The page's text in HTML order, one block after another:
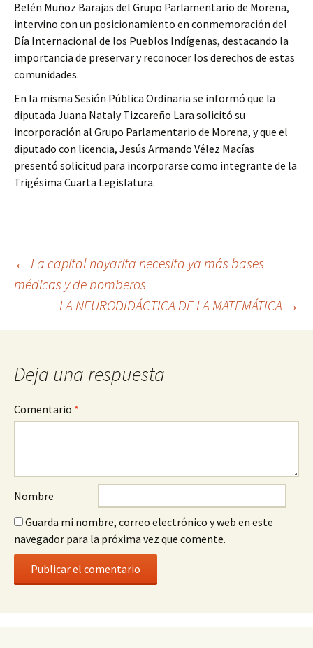
Belén Muñoz Barajas del Grupo Parlamentario de Morena,
intervino con un posicionamiento en conmemoración del
Día Internacional de los Pueblos Indígenas, destacando la
importancia de preservar y reconocer los derechos de estas
comunidades.
En la misma Sesión Pública Ordinaria se informó que la
diputada Juana Nataly Tizcareño Lara solicitó su
incorporación al Grupo Parlamentario de Morena, y que el
diputado con licencia, Jesús Armando Vélez Macías
presentó solicitud para incorporarse como integrante de la
Trigésima Cuarta Legislatura.
← La capital nayarita necesita ya más bases
médicas y de bomberos
LA NEURODIDÁCTICA DE LA MATEMÁTICA →
Deja una respuesta
Comentario *
Nombre
Guarda mi nombre, correo electrónico y web en este
navegador para la próxima vez que comente.